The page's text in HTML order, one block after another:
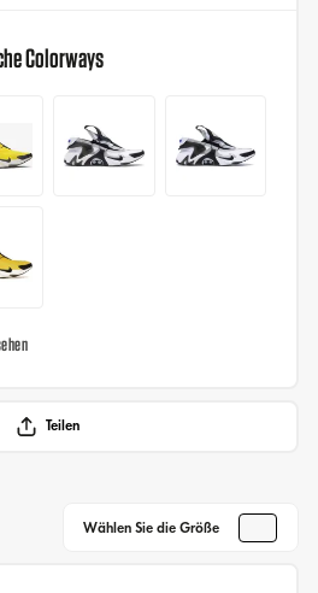
Colorways
Teilen
Wählen Sie die Größe